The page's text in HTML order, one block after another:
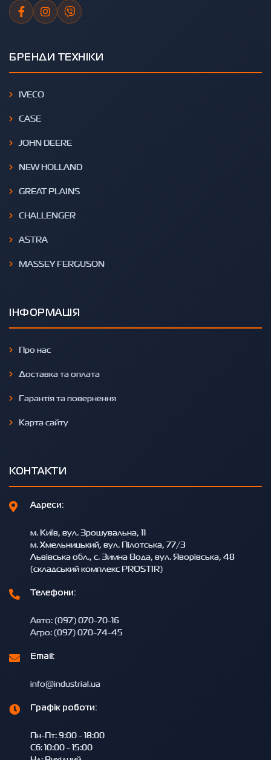
БРЕНДИ ТЕХНІКИ
IVECO
CASE
JOHN DEERE
NEW HOLLAND
GREAT PLAINS
CHALLENGER
ASTRA
MASSEY FERGUSON
ІНФОРМАЦІЯ
Про нас
Доставка та оплата
Гарантія та повернення
Карта сайту
КОНТАКТИ
Адреси:
м. Київ, вул. Зрошувальна, 11
м. Хмельницький, вул. Пілотська, 77/3
Львівська обл., с. Зимна Вода, вул. Яворівська, 48
(складський комплекс PROSTIR)
Телефони:
Авто: (097) 070-70-16
Агро: (097) 070-74-45
Email:
info@industrial.ua
Графік роботи:
Пн-Пт: 9:00 - 18:00
Сб: 10:00 - 15:00